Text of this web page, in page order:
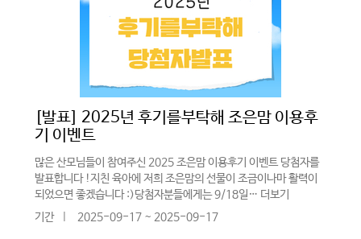
[발표] 2025년 후기를부탁해 조은맘 이용후
기 이벤트
많은 산모님들이 참여주신 2025 조은맘 이용후기 이벤트 당첨자를
발표합니다 !지친 육아에 저희 조은맘의 선물이 조금이나마 활력이
되었으면 좋겠습니다 :)당첨자분들에게는 9/18일… 더보기
기간
2025-09-17 ~ 2025-09-17